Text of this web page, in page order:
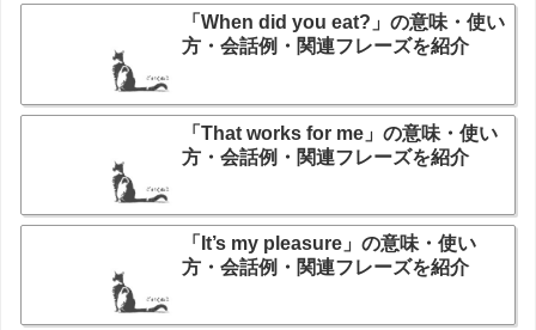
「When did you eat?」の意味・使い
方・会話例・関連フレーズを紹介
「That works for me」の意味・使い
方・会話例・関連フレーズを紹介
「It’s my pleasure」の意味・使い
方・会話例・関連フレーズを紹介